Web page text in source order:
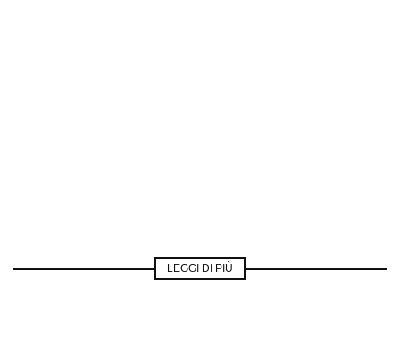
LEGGI DI PIÙ